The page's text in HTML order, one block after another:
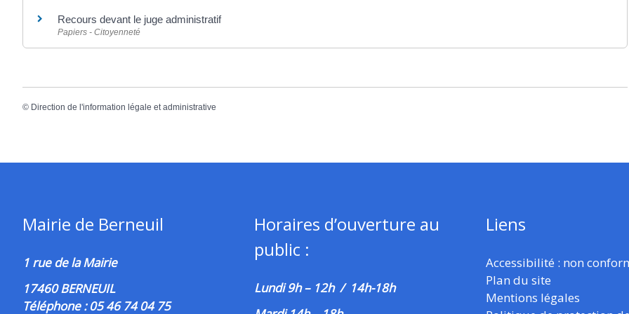
Recours devant le juge administratif
Papiers - Citoyenneté
© Direction de l'information légale et administrative
Mairie de Berneuil
1 rue de la Mairie
17460 BERNEUIL
Téléphone : 05 46 74 04 75
Horaires d’ouverture au
public :
Lundi 9h – 12h / 14h-18h
Liens
Accessibilité : non
Plan du site
Mentions légales